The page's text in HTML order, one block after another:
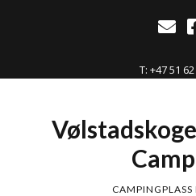
T: +47 51
CAMPINGPLASS